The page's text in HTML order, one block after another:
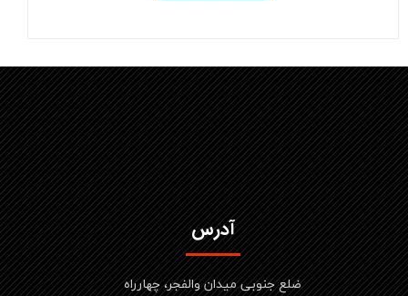
آدرس
ضلع جنوبی میدان والفجر، چهارراه